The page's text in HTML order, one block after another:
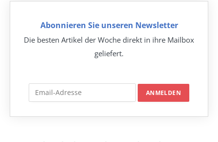
Abonnieren Sie unseren Newsletter
Die besten Artikel der Woche direkt in ihre Mailbox
geliefert.